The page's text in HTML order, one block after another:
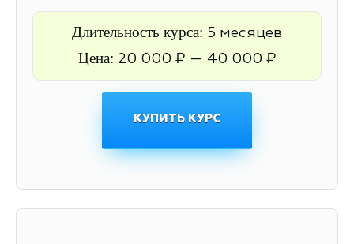
Длительность курса: 5 месяцев
Цена: 20 000 ₽ — 40 000 ₽
КУПИТЬ КУРС